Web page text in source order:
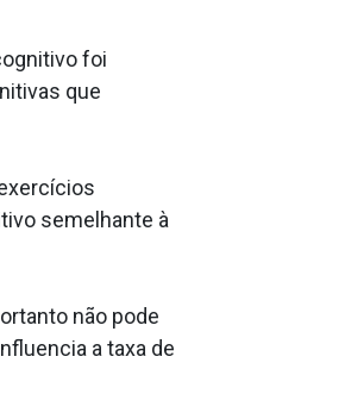
foi
que
semelhante à
não pode
a taxa de